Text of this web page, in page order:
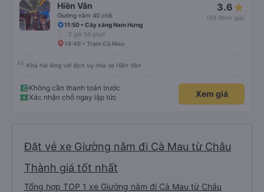
Hiền Vân
Giường nằm 40 chỗ
3.6
(59 đánh giá)
11:50 • Cây xăng Nam Hưng
2 giờ 56 phút
14:46 • Trạm Cà Mau
Khá hài lòng với dịch vụ nhà xe Hiền Vân
Không cần thanh toán trước
Xác nhận chỗ ngay lập tức
Xem giá
Đặt vé xe Giường nằm đi Cà Mau từ Châu
Thành giá tốt nhất
Tổng hợp TOP 1 xe Giường nằm đi Cà Mau từ Châu